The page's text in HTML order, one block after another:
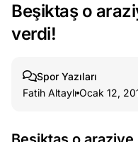
Ağustos
6, 2026
5, 2026
Beşiktaş o
verdi!
Spor Yazıları
Fatih Altaylı Ocak 12,